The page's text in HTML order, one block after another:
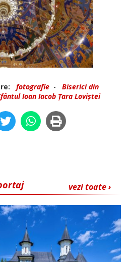
fotografie - Biserici din
Ioan Iacob Țara Loviștei
vezi toate ›